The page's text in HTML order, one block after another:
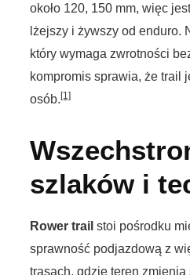
około 120, 150 mm, więc
lżejszy i żywszy od enduro.
który wymaga zwrotności
kompromis sprawia, że trail
osób.[1]
szlaków i
Rower trail stoi pośrodku
sprawność podjazdową z
trasach, gdzie teren